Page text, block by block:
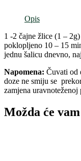
Opis
1 -2 čajne žlice (1 –
poklopljeno 10 – 15
jednu šalicu dnevno,
Napomena: Čuvati od
doze ne smiju se
zamjena uravnoteženoj
Možda će